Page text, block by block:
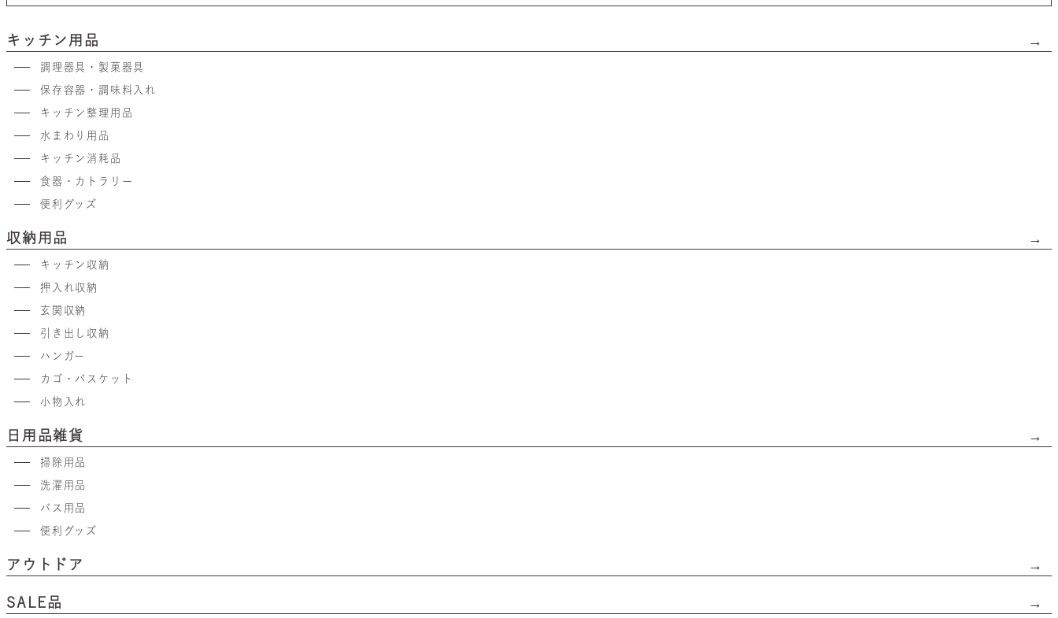
キッチン用品
調理器具・製菓器具
保存容器・調味料入れ
キッチン整理用品
水まわり用品
キッチン消耗品
食器・カトラリー
便利グッズ
収納用品
キッチン収納
押入れ収納
玄関収納
引き出し収納
ハンガー
カゴ・バスケット
小物入れ
日用品雑貨
掃除用品
洗濯用品
バス用品
便利グッズ
アウトドア
SALE品